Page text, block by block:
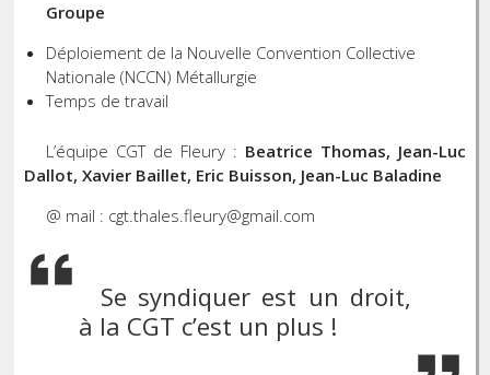
Groupe
Déploiement de la Nouvelle Convention Collective
Nationale (NCCN) Métallurgie
Temps de travail
L’équipe CGT de Fleury : Beatrice Thomas, Jean-Luc
Dallot, Xavier Baillet, Eric Buisson, Jean-Luc Baladine
@ mail : cgt.thales.fleury@gmail.com
Se syndiquer est un droit,
à la CGT c’est un plus !